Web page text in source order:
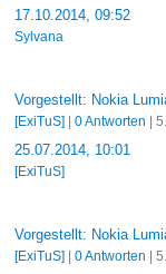
17.10.2014, 09:52
Sylvana
Vorgestellt: Nokia
[ExiTuS] 0 Antworten |
25.07.2014, 10:01
[ExiTuS]
Vorgestellt: Nokia
[ExiTuS] 0 Antworten |